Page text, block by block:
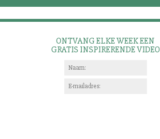
ONTVANG ELKE WEEK EEN
GRATIS INSPIRERENDE VIDEO